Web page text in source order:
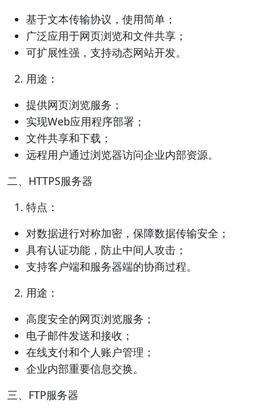
基于文本传输协议，使用简单；
广泛应用于网页浏览和文件共享；
可扩展性强，支持动态网站开发。
用途：
提供网页浏览服务；
实现Web应用程序部署；
文件共享和下载；
远程用户通过浏览器访问企业内部资源。
二、HTTPS服务器
特点：
对数据进行对称加密，保障数据传输安全；
具有认证功能，防止中间人攻击；
支持客户端和服务器端的协商过程。
用途：
高度安全的网页浏览服务；
电子邮件发送和接收；
在线支付和个人账户管理；
企业内部重要信息交换。
三、FTP服务器